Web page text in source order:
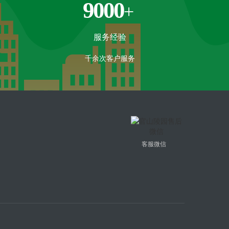
9000+
服务经验
千余次客户服务
客服微信